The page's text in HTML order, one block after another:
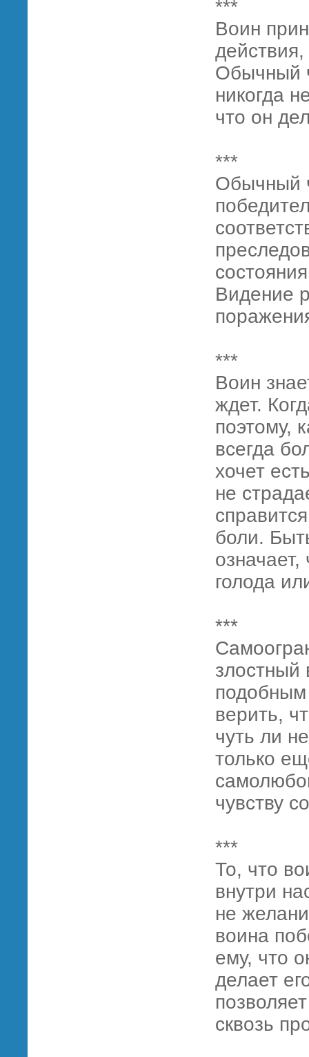
***
Воин
Обычный
никогда
что он
***
Обычный
Видение
***
Воин
ждет.
поэтому,
всегда
хочет
не
боли.
голода
***
злостный
верить,
чуть ли
только
чувству
***
То, что
внутри
не
воина
ему, что
делает
сквозь